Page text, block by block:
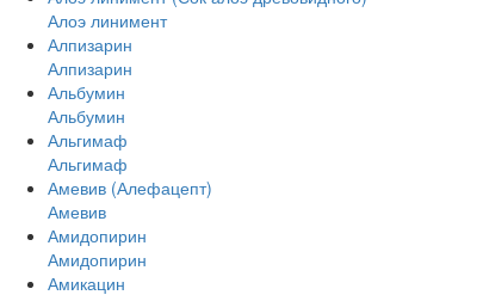
Алоэ линимент
Алпизарин
Алпизарин
Альбумин
Альбумин
Альгимаф
Альгимаф
Амевив (Алефацепт)
Амевив
Амидопирин
Амидопирин
Амикацин